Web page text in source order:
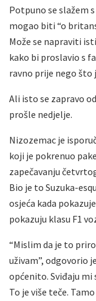
Potpuno se slažem
mogao biti “o
Može se napraviti
kako bi proslavio s
ravno prije nego što
Ali isto se zapravo
prošle nedjelje.
Nizozemac je
koji je pokrenuo
zapečavanju
Bio je to Suzuka-
osjeća kada
pokazuju klasu F1
“Mislim da je to
uživam”, odgovorio
općenito. Sviđaju
To je više teče.